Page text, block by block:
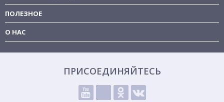
ПОЛЕЗНОЕ
О НАС
ПРИСОЕДИНЯЙТЕСЬ